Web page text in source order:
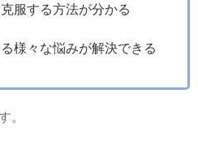
服する方法が分かる
様々な悩みが解決できる
。